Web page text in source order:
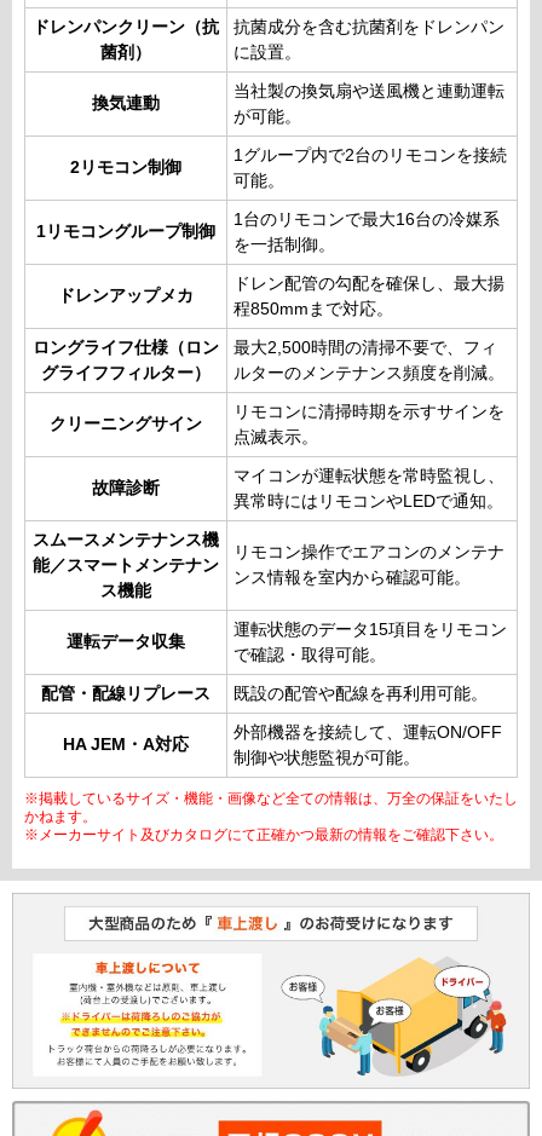
ドレンパンクリーン（抗
菌剤）
抗菌成分を含む抗菌剤をドレンパン
に設置。
換気連動
当社製の換気扇や送風機と連動運転
が可能。
2リモコン制御
1グループ内で2台のリモコンを接続
可能。
1リモコングループ制御
1台のリモコンで最大16台の冷媒系
を一括制御。
ドレンアップメカ
ドレン配管の勾配を確保し、最大揚
程850mmまで対応。
ロングライフ仕様（ロン
グライフフィルター）
最大2,500時間の清掃不要で、フィ
ルターのメンテナンス頻度を削減。
クリーニングサイン
リモコンに清掃時期を示すサインを
点滅表示。
故障診断
マイコンが運転状態を常時監視し、
異常時にはリモコンやLEDで通知。
スムースメンテナンス機
能／スマートメンテナン
ス機能
リモコン操作でエアコンのメンテナ
ンス情報を室内から確認可能。
運転データ収集
運転状態のデータ15項目をリモコン
で確認・取得可能。
配管・配線リプレース 既設の配管や配線を再利用可能。
HA JEM・A対応
外部機器を接続して、運転ON/OFF
制御や状態監視が可能。
※掲載しているサイズ・機能・画像など全ての情報は、万全の保証をいたし
かねます。
※メーカーサイト及びカタログにて正確かつ最新の情報をご確認下さい。